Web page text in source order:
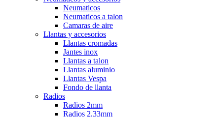
Neumaticos
Neumaticos a talon
Camaras de aire
Llantas y accesorios
Llantas cromadas
Jantes inox
Llantas a talon
Llantas aluminio
Llantas Vespa
Fondo de llanta
Radios
Radios 2mm
Radios 2,33mm